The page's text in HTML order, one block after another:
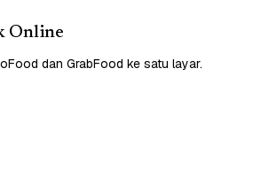
Online
dan GrabFood ke satu layar.